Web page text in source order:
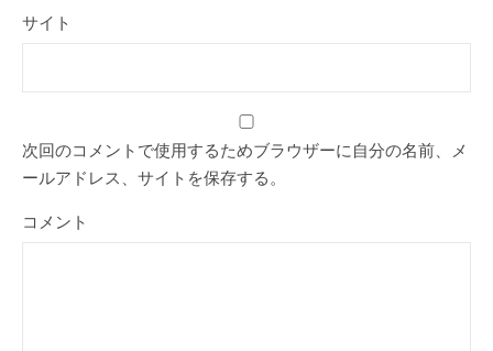
サイト
次回のコメントで使用するためブラウザーに自分の名前、メ
ールアドレス、サイトを保存する。
コメント